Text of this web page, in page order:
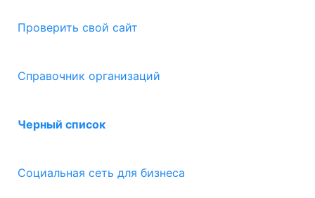
Проверить свой сайт
Справочник организаций
Черный список
Социальная сеть для бизнеса